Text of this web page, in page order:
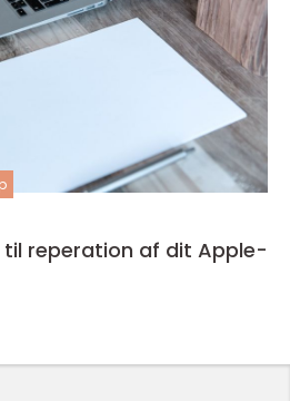
reperation af dit Apple-